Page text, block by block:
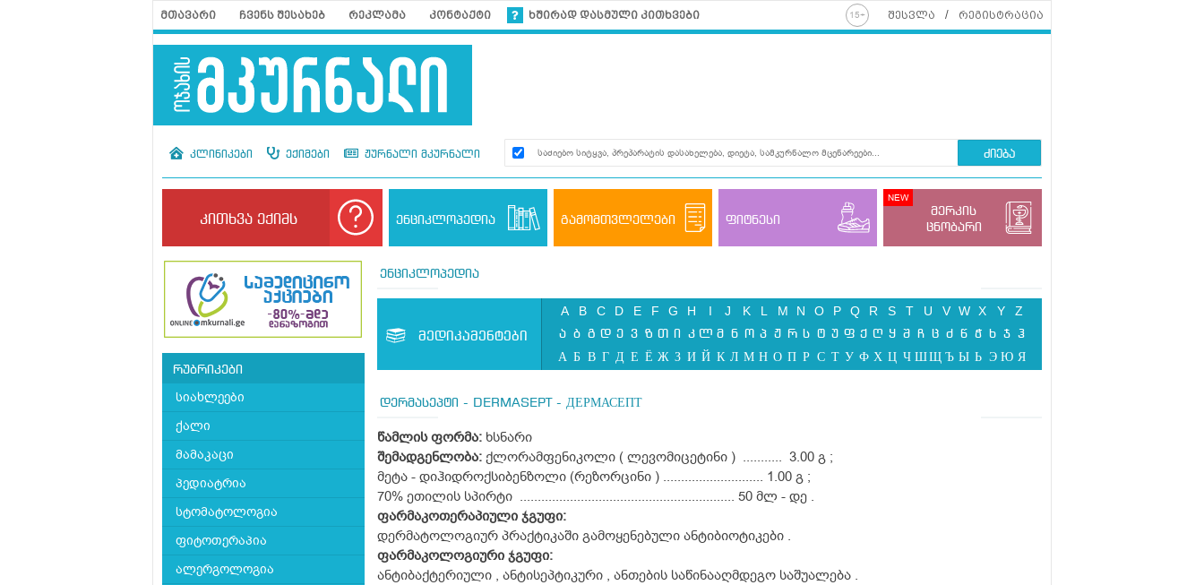
მთავარი ჩვენს შესახებ რეკლამა კონტაქტი ხშირად დასმული კითხვები შესვლა რეგისტრაცია
კლინიკები ექიმები ჟურნალი მკურნალი ძიება
კითხვა ექიმს ენციკლოპედია გამომთვლელები ფიტნესი
მერკის
ცნობარი
რუბრიკები
სიახლეები
ქალი
მამაკაცი
პედიატრია
სტომატოლოგია
ფიტოთერაპია
ალერგოლოგია
ენციკლოპედია
მედიკამენტები
A B C D E F G H I J K L M N O P Q R S T U V W X Y Z
ა ბ გ დ ე ვ ზ თ ი კ ლ მ ნ ო პ ჟ რ ს ტ უ ფ ქ ღ ყ შ ჩ ც ძ წ ჭ ხ ჯ ჰ
А Б В Г Д Е Ё Ж З И Й К Л М Н О П Р С Т У Ф Х Ц Ч ШЩ Ъ Ы Ь Э Ю Я
დერმასეპტი - DERMASEPT - ДЕРМАСЕПТ
წამლისფორმა: ხსნარი
შემადგენლობა: ქლორამფენიკოლი ( ლევომიცეტინი ) ........... 3.00 გ ;
მეტა - დიჰიდროქსიბენზოლი (რეზორცინი ) ............................ 1.00 გ ;
70% ეთილის სპირტი ............................................................ 50 მლ - დე .
ფარმაკოთერაპიული ჯგუფი:
დერმატოლოგიურ პრაქტიკაში გამოყენებული ანტიბიოტიკები .
ფარმაკოლოგიური ჯგუფი:
ანტიბაქტერიული , ანტისეპტიკური , ანთების საწინააღმდეგო საშუალება .